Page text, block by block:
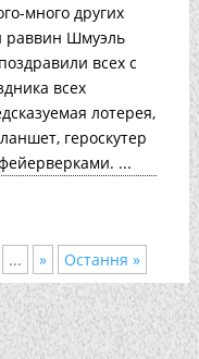
много других
раввин Шмуэль
всех с
всех
лотерея,
героскутер
...
... » Остання »